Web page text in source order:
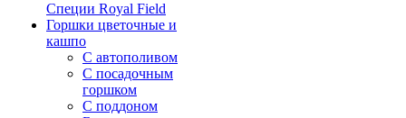
Специи Royal Field
Горшки цветочные и
кашпо
С автополивом
С посадочным
горшком
С поддоном